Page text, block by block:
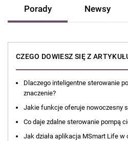
Porady Newsy
CZEGO DOWIESZ SIĘ Z
Dlaczego inteligentne sterowanie
znaczenie?
Jakie funkcje oferuje nowoczesny
Co daje zdalne sterowanie pompą
Jak działa aplikacja MSmart Life w